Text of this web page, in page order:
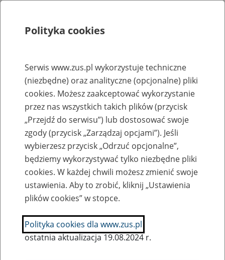
Rejestry, ewidencje i archiwa
Baza zlikwidowanych lub
przekształconych zakładów pracy
Nazwa zakładu pracy:
SZUKAJ
Polityka cookies
Serwis www.zus.pl wykorzystuje techniczne
(niezbędne) oraz analityczne (opcjonalne) pliki
cookies. Możesz zaakceptować wykorzystanie
przez nas wszystkich takich plików (przycisk
„Przejdź do serwisu”) lub dostosować swoje
zgody (przycisk „Zarządzaj opcjami”). Jeśli
wybierzesz przycisk „Odrzuć opcjonalne”,
będziemy wykorzystywać tylko niezbędne pliki
cookies. W każdej chwili możesz zmienić swoje
ustawienia. Aby to zrobić, kliknij „Ustawienia
plików cookies” w stopce.
Polityka cookies dla www.zus.pl
ostatnia aktualizacja 19.08.2024 r.